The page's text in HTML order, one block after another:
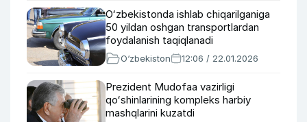
Oʻzbekistonda ishlab chiqarilganiga
50 yildan oshgan transportlardan
foydalanish taqiqlanadi
O‘zbekiston 12:06 / 22.01.2026
Prezident Mudofaa vazirligi
qoʻshinlarining kompleks harbiy
mashqlarini kuzatdi